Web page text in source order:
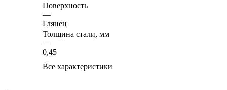
Поверхность
—
Глянец
Толщина стали, мм
—
0,45
Все характеристики